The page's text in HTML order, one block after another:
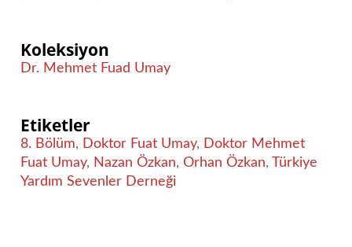
Koleksiyon
Dr. Mehmet Fuad Umay
Etiketler
8. Bölüm, Doktor Fuat Umay, Doktor Mehmet
Fuat Umay, Nazan Özkan,Orhan Özkan,Türkiye
Yardım Sevenler Derneği